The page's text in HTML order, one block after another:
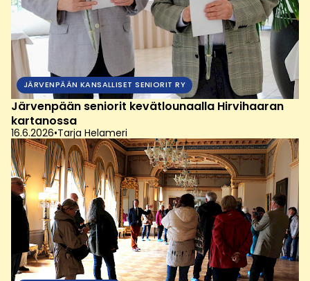
JÄRVENPÄÄN KANSALLISET SENIORIT RY
Järvenpään seniorit kevätlounaalla Hirvihaaran
kartanossa
16.6.2026•Tarja Helameri